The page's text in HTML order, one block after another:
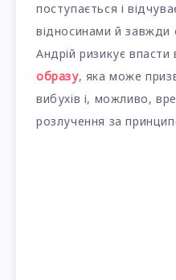
поступається і
відносинами й
Андрій ризикує
образу, яка може
вибухів і, можливо,
розлучення за